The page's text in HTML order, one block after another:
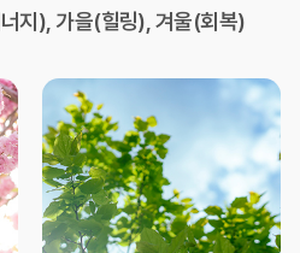
지), 가을(힐링), 겨울(회복)